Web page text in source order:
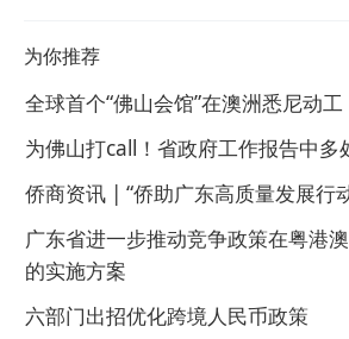
为你推荐
全球首个“佛山会馆”在澳洲悉尼动工
为佛山打call！省政府工作报告中多
侨商资讯 | “侨助广东高质量发展行
广东省进一步推动竞争政策在粤港
的实施方案
六部门出招优化跨境人民币政策